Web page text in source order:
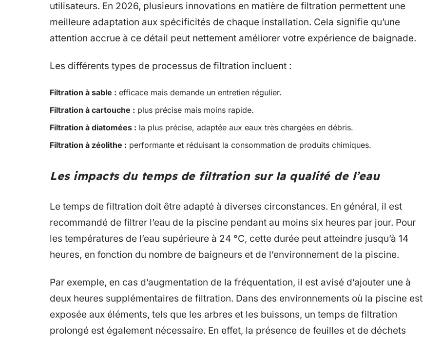
utilisateurs. En 2026, plusieurs innovations en matière de filtration permettent une
meilleure adaptation aux spécificités de chaque installation. Cela signifie qu’une
attention accrue à ce détail peut nettement améliorer votre expérience de baignade.
Les différents types de processus de filtration incluent :
Filtration à sable : efficace mais demande un entretien régulier.
Filtration à cartouche : plus précise mais moins rapide.
Filtration à diatomées : la plus précise, adaptée aux eaux très chargées en débris.
Filtration à zéolithe : performante et réduisant la consommation de produits chimiques.
Les impacts du temps de filtration sur la qualité de l’eau
Le temps de filtration doit être adapté à diverses circonstances. En général, il est
recommandé de filtrer l’eau de la piscine pendant au moins six heures par jour. Pour
les températures de l’eau supérieure à 24 °C, cette durée peut atteindre jusqu’à 14
heures, en fonction du nombre de baigneurs et de l’environnement de la piscine.
Par exemple, en cas d’augmentation de la fréquentation, il est avisé d’ajouter une à
deux heures supplémentaires de filtration. Dans des environnements où la piscine est
exposée aux éléments, tels que les arbres et les buissons, un temps de filtration
prolongé est également nécessaire. En effet, la présence de feuilles et de déchets